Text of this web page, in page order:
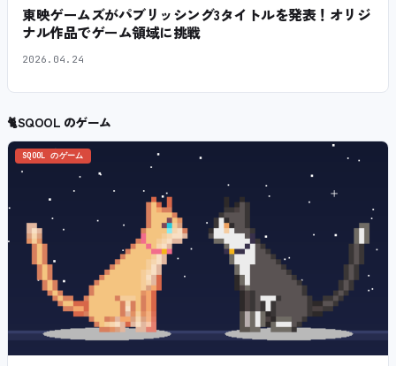
東映ゲームズがパブリッシング3タイトルを発表！オリジ
ナル作品でゲーム領域に挑戦
2026.04.24
🐈SQOOL のゲーム
SQOOL のゲーム